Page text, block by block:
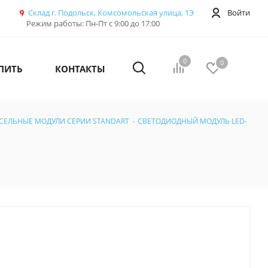
Войти
Склад г. Подольск, Комсомольская улица, 1Э
Режим работы: Пн-Пт с 9:00 до 17:00
0 0
КОНТАКТЫ
МОДУЛИ СЕРИИ STANDART - СВЕТОДИОДНЫЙ МОДУЛЬ LED-